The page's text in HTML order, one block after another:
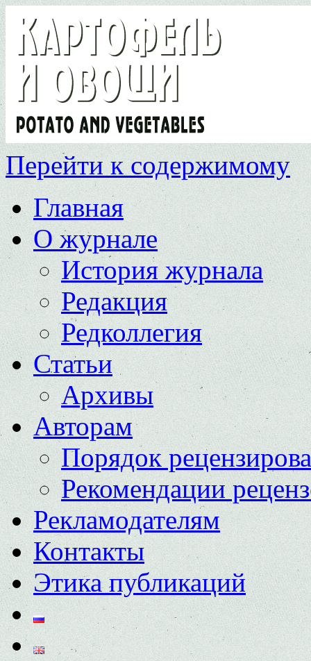
Перейти к содержимому
Главная
О журнале
История журнала
Редакция
Редколлегия
Статьи
Архивы
Авторам
Порядок
Рекомендации
Рекламодателям
Контакты
Этика публикаций